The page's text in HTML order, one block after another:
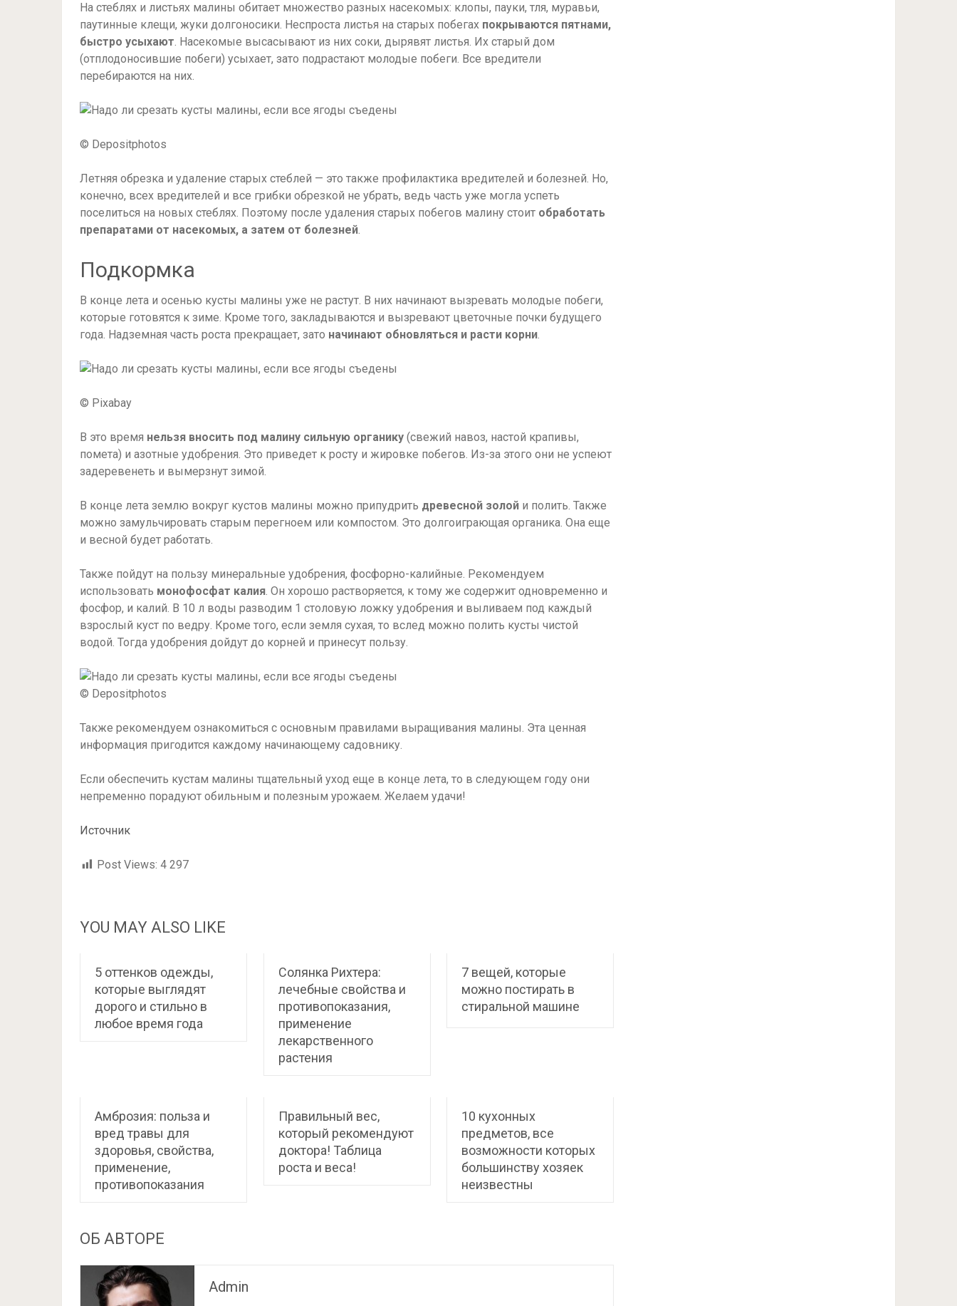
На стеблях и листьях малины обитает множество разных насекомых: клопы, пауки, тля, муравьи,
паутинные клещи, жуки долгоносики. Неспроста листья на старых побегах покрываются пятнами,
быстро усыхают. Насекомые высасывают из них соки, дырявят листья. Их старый дом
(отплодоносившие побеги) усыхает, зато подрастают молодые побеги. Все вредители
перебираются на них.
© Depositphotos
Летняя обрезка и удаление старых стеблей — это также профилактика вредителей и болезней. Но,
конечно, всех вредителей и все грибки обрезкой не убрать, ведь часть уже могла успеть
поселиться на новых стеблях. Поэтому после удаления старых побегов малину стоит обработать
препаратами от насекомых, а затем от болезней.
Подкормка
В конце лета и осенью кусты малины уже не растут. В них начинают вызревать молодые побеги,
которые готовятся к зиме. Кроме того, закладываются и вызревают цветочные почки будущего
года. Надземная часть роста прекращает, зато начинают обновляться и расти корни.
© Pixabay
В это время нельзя вносить под малину сильную органику (свежий навоз, настой крапивы,
помета) и азотные удобрения. Это приведет к росту и жировке побегов. Из-за этого они не успеют
задеревенеть и вымерзнут зимой.
В конце лета землю вокруг кустов малины можно припудрить древесной золой и полить. Также
можно замульчировать старым перегноем или компостом. Это долгоиграющая органика. Она еще
и весной будет работать.
Также пойдут на пользу минеральные удобрения, фосфорно-калийные. Рекомендуем
использовать монофосфат калия. Он хорошо растворяется, к тому же содержит одновременно и
фосфор, и калий. В 10 л воды разводим 1 столовую ложку удобрения и выливаем под каждый
взрослый куст по ведру. Кроме того, если земля сухая, то вслед можно полить кусты чистой
водой. Тогда удобрения дойдут до корней и принесут пользу.
© Depositphotos
Также рекомендуем ознакомиться с основным правилами выращивания малины. Эта ценная
информация пригодится каждому начинающему садовнику.
Если обеспечить кустам малины тщательный уход еще в конце лета, то в следующем году они
непременно порадуют обильным и полезным урожаем. Желаем удачи!
Источник
Post Views: 4 297
YOU MAY ALSO LIKE
5 оттенков одежды,
которые выглядят
дорого и стильно в
любое время года
Солянка Рихтера:
лечебные свойства и
противопоказания,
применение
лекарственного
растения
7 вещей, которые
можно постирать в
стиральной машине
Амброзия: польза и
вред травы для
здоровья, свойства,
применение,
противопоказания
Правильный вес,
который рекомендуют
доктора! Таблица
роста и веса!
10 кухонных
предметов, все
возможности которых
большинству хозяек
неизвестны
ОБ АВТОРЕ
Admin